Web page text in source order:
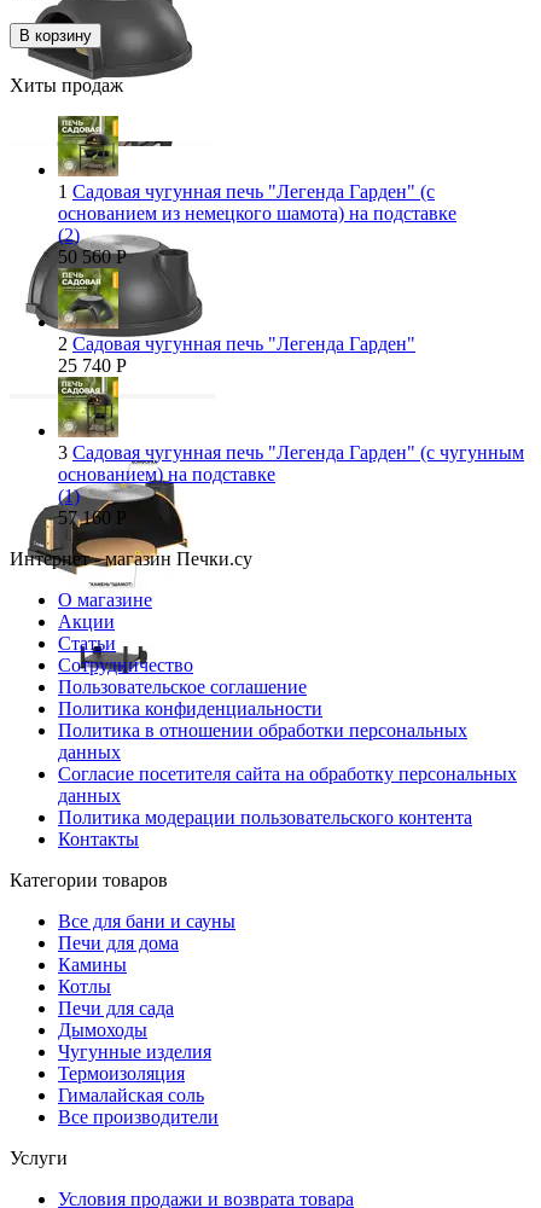
В корзину
Хиты продаж
1 Садовая чугунная печь "Легенда Гарден" (с
основанием из немецкого шамота) на подставке
(2)
50 560 Р
2 Садовая чугунная печь "Легенда Гарден"
25 740 Р
3 Садовая чугунная печь "Легенда Гарден" (с чугунным
основанием) на подставке
(1)
57 160 Р
Интернет - магазин Печки.су
О магазине
Акции
Статьи
Сотрудничество
Пользовательское соглашение
Политика конфиденциальности
Политика в отношении обработки персональных
данных
Согласие посетителя сайта на обработку персональных
данных
Политика модерации пользовательского контента
Контакты
Категории товаров
Все для бани и сауны
Печи для дома
Камины
Котлы
Печи для сада
Дымоходы
Чугунные изделия
Термоизоляция
Гималайская соль
Все производители
Услуги
Условия продажи и возврата товара